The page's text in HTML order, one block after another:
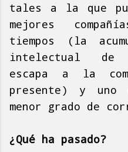
tales a la que
mejores
tiempos (la
intelectual de
escapa a la
presente) y uno
menor grado de
¿Qué ha pasado?